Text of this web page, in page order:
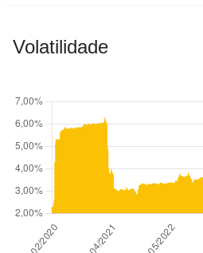
Volatilidade